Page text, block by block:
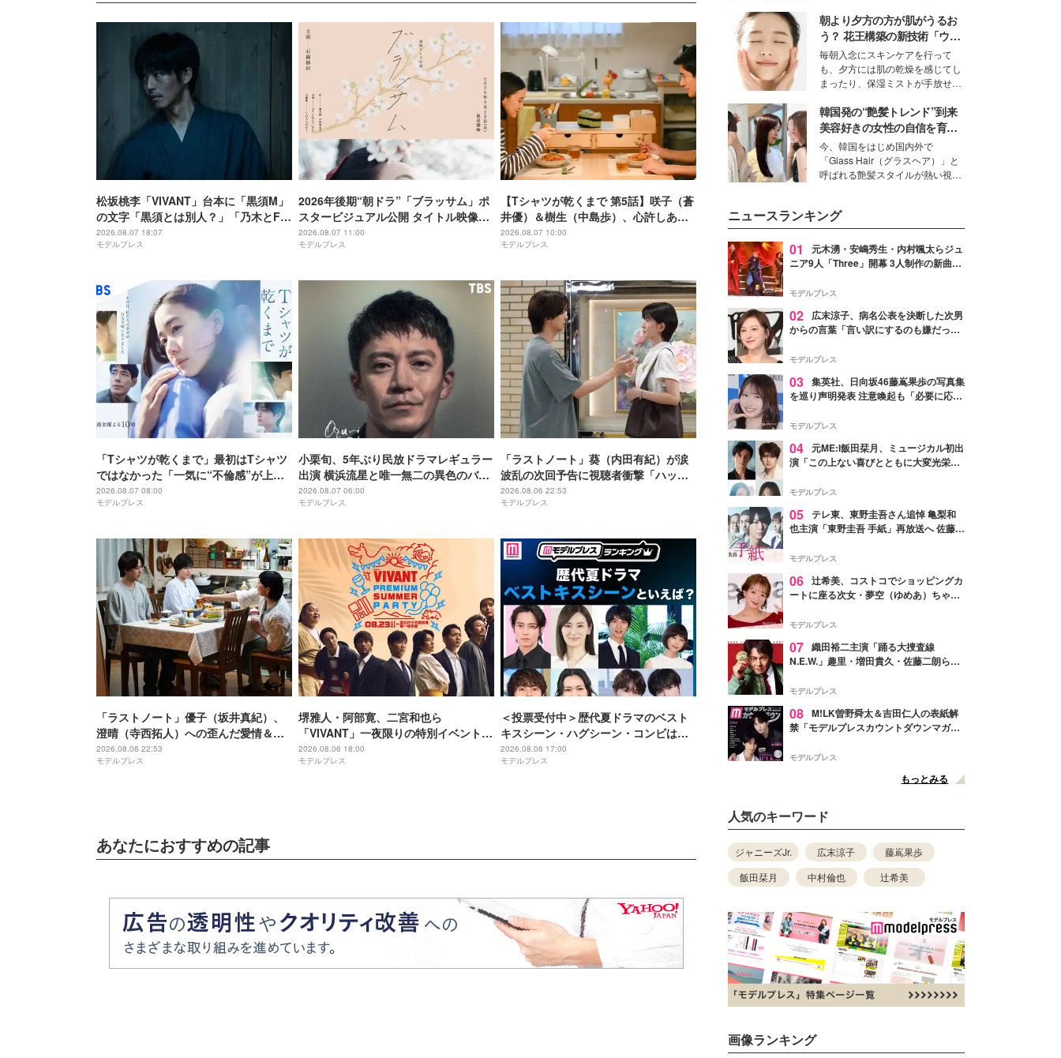
松坂桃李「VIVANT」台本に「黒須M」
の文字「黒須とは別人？」「乃木とFみ
たいな感じかな？」と考察白熱
2026.08.07 18:07
モデルプレス
2026年後期“朝ドラ”「ブラッサム」ポ
スタービジュアル公開 タイトル映像担
当・ドラマの語りも決定
2026.08.07 11:00
モデルプレス
【Tシャツが乾くまで 第5話】咲子（蒼
井優）＆樹生（中島歩）、心許しあえ
る関係に 事故から一年・新たな章の幕
上がる
2026.08.07 10:00
モデルプレス
「Tシャツが乾くまで」最初はTシャツ
ではなかった「一気に“不倫感”が上が
りませんか？」タイトル決定の裏側＆
物語に仕掛けたユニークな視点【脚本
2026.08.07 08:00
モデルプレス
小栗旬、5年ぶり民放ドラマレギュラー
出演 横浜流星と唯一無二の異色のバデ
ィで初共演【LOST10】
2026.08.07 06:00
モデルプレス
「ラストノート」葵（内田有紀）が涙
波乱の次回予告に視聴者衝撃「ハッピ
ーエンドに進むのかと思ったのに」
「不穏すぎる」【ネタバレあり】
2026.08.06 22:53
モデルプレス
「ラストノート」優子（坂井真紀）、
澄晴（寺西拓人）への歪んだ愛情＆執
着浮き彫りに「完全にホラー」「目に
光がない」【ネタバレあり】
2026.08.06 22:53
モデルプレス
堺雅人・阿部寛、二宮和也ら
「VIVANT」一夜限りの特別イベント出
演者11人解禁
2026.08.06 18:00
モデルプレス
＜投票受付中＞歴代夏ドラマのベスト
キスシーン・ハグシーン・コンビは？
【モデルプレスランキング】
2026.08.06 17:00
モデルプレス
あなたにおすすめの記事
取締役兼クリエイティブディレク
ター・茅野しのぶ。一人ひとりの
個性に寄り添い、魅力を引き出す
衣装作りは、多くの女性たちに勇
気と自信を与え続けている。
朝より夕方の方が肌がうるお
う？ 花王構築の新技術「ウォ
ーターキャプチャリングスキ
ン（捕水肌）」がスキンケア
の常識を変える予感
毎朝入念にスキンケアを行って
も、夕方には肌の乾燥を感じてし
まったり、保湿ミストが手放せな
な美容の常識を大きく変える可能
性を秘めた、革新的な「Water
Capturing Skin（ウォーターキャ
プチャリングスキン：捕水肌）」
技術を、花王が構築した。
韓国発の“艶髪トレンド”到来
美容好きの女性の自信を育む
「ヘアケア事情」って？
今、韓国をはじめ国内外で
「Glass Hair（グラスヘア）」と
呼ばれる艶髪スタイルが熱い視線
して、“髪そのものの美しさ”に改
めて注目する人が増えている様
子。今回は、そんな憧れの艶やか
な髪を日常で叶える、美容好きの
ます。
ニュースランキング
01
元木湧・安嶋秀生・内村颯太らジュ
ニア9人「Three」開幕 3人制作の新曲＆
進んで夢を掴みたい」【ゲネプロレポ】
モデルプレス
02
広末涼子、病名公表を決断した次男
からの言葉「言い訳にするのも嫌だっ
モデルプレス
03 集英社、日向坂46藤嶌果歩の写真集
を巡り声明発表 注意喚起も「必要に応じ
モデルプレス
04 元ME:I飯田栞月、ミュージカル初出
演「この上ない喜びとともに大変光栄」
ャスト発表
モデルプレス
05 テレ東、東野圭吾さん追悼 亀梨和
也主演「東野圭吾 手紙」再放送へ 佐藤隆
モデルプレス
06 辻希美、コストコでショッピングカ
ートに座る次女・夢空（ゆめあ）ちゃん
ぎ」「成長を感じる」の声
モデルプレス
07 織田裕二主演「踊る大捜査線
N.E.W.」趣里・増田貴久・佐藤二朗ら新
徴する“謎のキーワード”も
モデルプレス
08 M!LK曽野舜太＆吉田仁人の表紙解
禁「モデルプレスカウントダウンマガジ
モデルプレス
もっとみる
人気のキーワード
ジャニーズJr. 広末涼子
藤嶌果歩
飯田栞月
中村倫也 辻希美
画像ランキング